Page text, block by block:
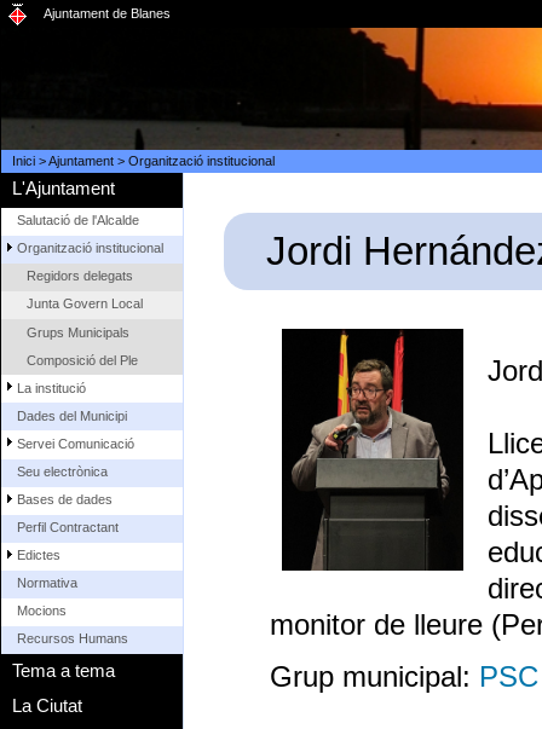
Ajuntament de Blanes
Inici>Ajuntament> Organització institucional
L'Ajuntament
Salutació de l'Alcalde
Organització institucional
Regidors delegats
Junta Govern Local
Grups Municipals
Composició del Ple
La institució
Dades del Municipi
Servei Comunicació
Seu electrònica
Bases de dades
Perfil Contractant
Edictes
Normativa
Mocions
Recursos Humans
Tema a tema
La Ciutat
Jordi
monitor de lleure
Grup municipal: PSC